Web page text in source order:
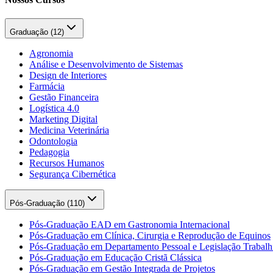
Graduação (12)
Agronomia
Análise e Desenvolvimento de Sistemas
Design de Interiores
Farmácia
Gestão Financeira
Logística 4.0
Marketing Digital
Medicina Veterinária
Odontologia
Pedagogia
Recursos Humanos
Segurança Cibernética
Pós-Graduação (110)
Pós-Graduação EAD em Gastronomia Internacional
Pós-Graduação em Clínica, Cirurgia e Reprodução de Equinos
Pós-Graduação em Departamento Pessoal e Legislação
Pós-Graduação em Educação Cristã Clássica
Pós-Graduação em Gestão Integrada de Projetos